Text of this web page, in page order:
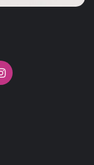
Instagram